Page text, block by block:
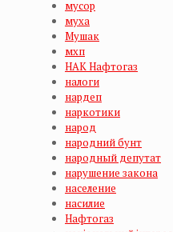
мусор
муха
Мушак
мхп
НАК Нафтогаз
налоги
нардеп
наркотики
народ
народний бунт
народный депутат
нарушение закона
население
насилие
Нафтогаз